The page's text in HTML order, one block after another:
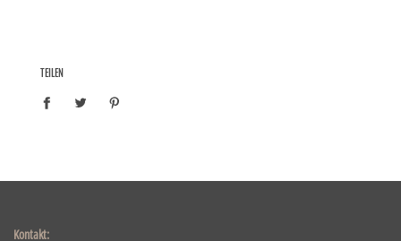
TEILEN
Kontakt: